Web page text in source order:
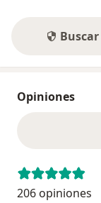
Opiniones
206 opiniones